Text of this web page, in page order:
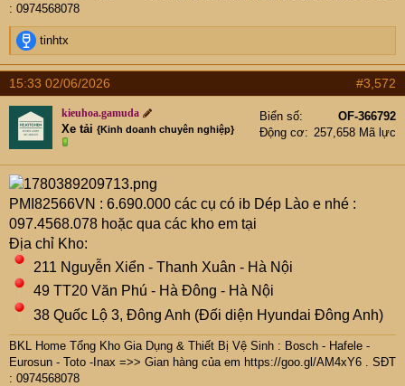
: 0974568078
R
e
a
c
t
i
o
n
s
:
tinhtx
15:33 02/06/2026 #3,572
kieuhoa.gamuda
Xe tải {Kinh doanh chuyên nghiệp}
Biển số
OF-366792
Động cơ
257,658 Mã lực
PMI82566VN : 6.690.000 các cụ có ib Dép Lào e nhé :
097.4568.078 hoặc qua các kho em tại
Địa chỉ Kho:
211 Nguyễn Xiển - Thanh Xuân - Hà Nội
49 TT20 Văn Phú - Hà Đông - Hà Nội
38 Quốc Lộ 3, Đông Anh (Đối diện Hyundai Đông Anh)
BKL Home Tổng Kho Gia Dụng & Thiết Bị Vệ Sinh : Bosch - Hafele -
Eurosun - Toto -Inax =>> Gian hàng của em https://goo.gl/AM4xY6 . SĐT
: 0974568078